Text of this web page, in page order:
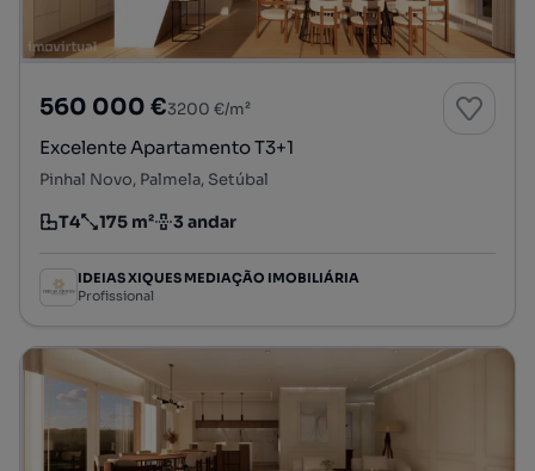
560 000 €3200 €/m²
Excelente Apartamento T3+1
Pinhal Novo, Palmela, Setúbal
Tipologia
T4
Preço por metro quadrado
175 m²
Andar 3 andar
IDEIAS XIQUES MEDIAÇÃO IMOBILIÁRIA
Profissional